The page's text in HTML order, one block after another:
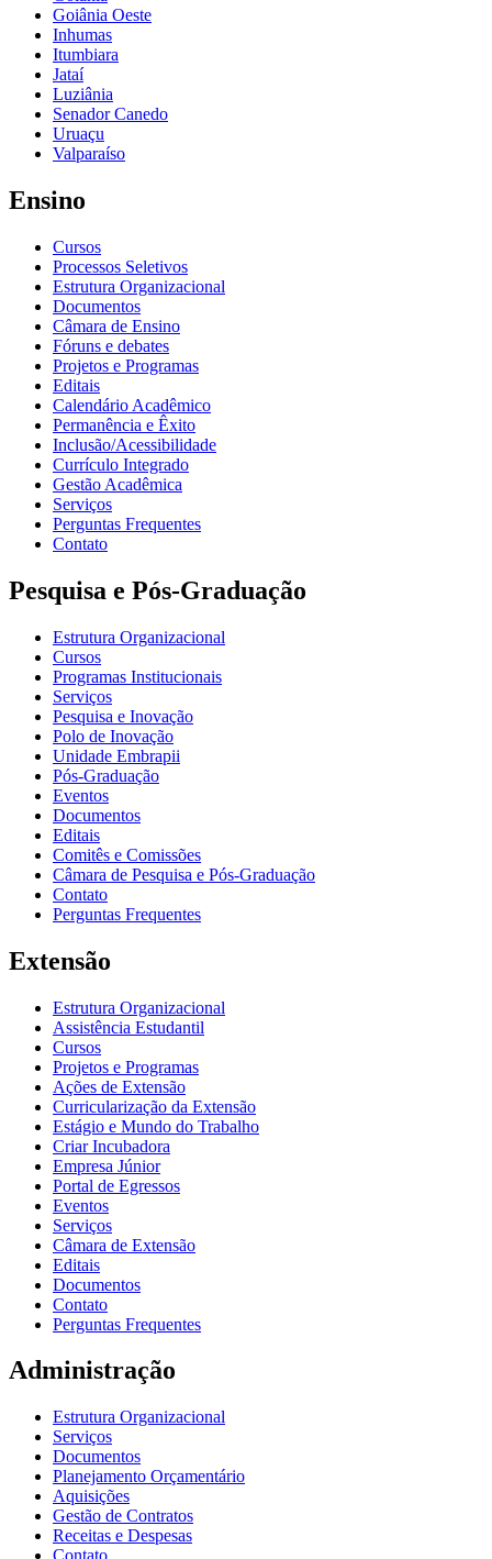
Goiânia Oeste
Inhumas
Itumbiara
Jataí
Luziânia
Senador Canedo
Uruaçu
Valparaíso
Ensino
Cursos
Processos Seletivos
Estrutura Organizacional
Documentos
Câmara de Ensino
Fóruns e debates
Projetos e Programas
Editais
Calendário Acadêmico
Permanência e Êxito
Inclusão/Acessibilidade
Currículo Integrado
Gestão Acadêmica
Serviços
Perguntas Frequentes
Contato
Pesquisa e Pós-Graduação
Estrutura Organizacional
Cursos
Programas Institucionais
Serviços
Pesquisa e Inovação
Polo de Inovação
Unidade Embrapii
Pós-Graduação
Eventos
Documentos
Editais
Comitês e Comissões
Câmara de Pesquisa e Pós-Graduação
Contato
Perguntas Frequentes
Extensão
Estrutura Organizacional
Assistência Estudantil
Cursos
Projetos e Programas
Ações de Extensão
Curricularização da Extensão
Estágio e Mundo do Trabalho
Criar Incubadora
Empresa Júnior
Portal de Egressos
Eventos
Serviços
Câmara de Extensão
Editais
Documentos
Contato
Perguntas Frequentes
Administração
Estrutura Organizacional
Serviços
Documentos
Planejamento Orçamentário
Aquisições
Gestão de Contratos
Receitas e Despesas